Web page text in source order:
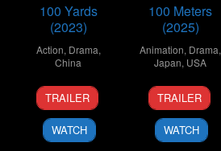
100 Yards
(2023)
Action, Drama,
China
20
Sep
2024
Xu
Junfeng
TRAILER
WATCH
100 Meters
(2025)
Animation, Drama,
Japan, USA
19
Sep
2025
Kenji
Iwaisawa
TRAILER
WATCH